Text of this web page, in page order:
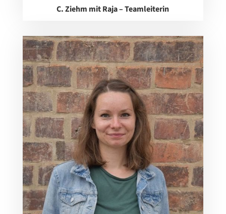
C. Ziehm mit Raja – Teamleiterin